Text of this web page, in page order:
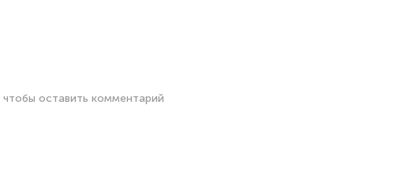
чтобы оставить комментарий